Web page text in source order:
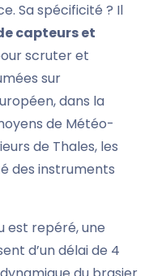
Sa spécificité ? Il
capteurs et
scruter et
sur
dans la
de Météo-
de Thales, les
des instruments
est repéré, une
d’un délai de 4